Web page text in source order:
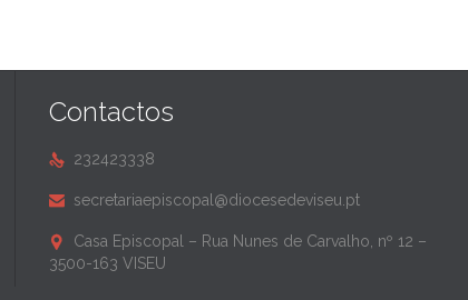
Contactos
 232423338
 secretariaepiscopal@diocesedeviseu.pt

Casa Episcopal – Rua Nunes de Carvalho, nº 12 –
3500-163 VISEU